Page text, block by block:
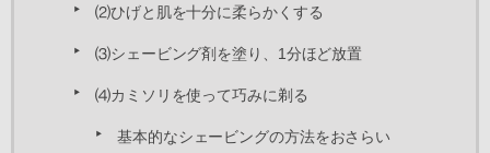
⑵ひげと肌を十分に柔らかくする
⑶シェービング剤を塗り、1分ほど放置
⑷カミソリを使って巧みに剃る
基本的なシェービングの方法をおさらい